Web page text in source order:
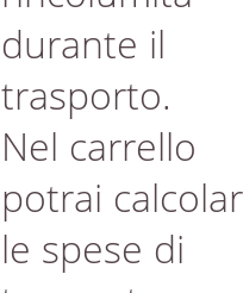
durante il
trasporto.
Nel carrello
potrai
le spese di